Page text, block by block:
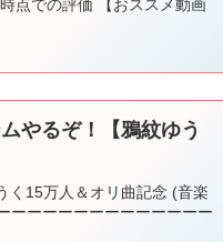
点での評価 【おススメ動画
やるぞ！【鴉紋ゆう
く15万人＆オリ曲記念 (音楽
ーーーーーーーーーーーーー